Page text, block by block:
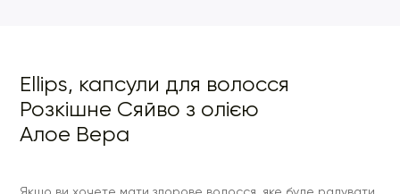
Ellips, капсули для волосся
Розкішне Сяйво з олією
Алое Вера